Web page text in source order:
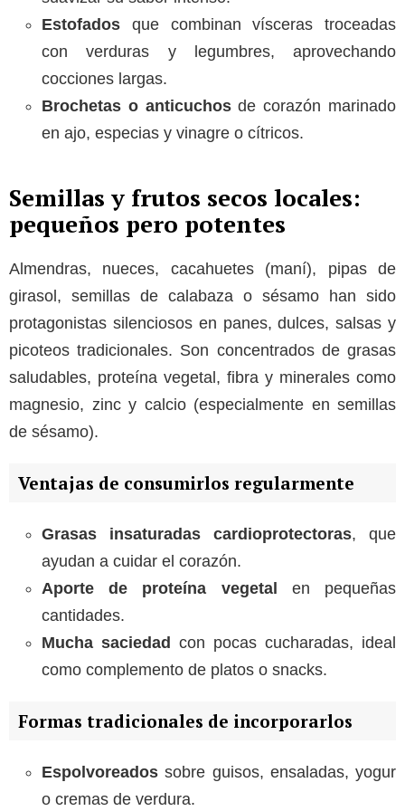
Estofados que combinan vísceras troceadas
con verduras y legumbres, aprovechando
cocciones largas.
Brochetas o anticuchosde corazón marinado
en ajo, especias y vinagre o cítricos.
Semillas y frutos secos locales:
pequeños pero potentes
Almendras, nueces, cacahuetes (maní), pipas de
girasol, semillas de calabaza o sésamo han sido
protagonistas silenciosos en panes, dulces, salsas y
picoteos tradicionales. Son concentrados de grasas
saludables, proteína vegetal, fibra y minerales como
magnesio, zinc y calcio (especialmente en semillas
de sésamo).
Ventajas de consumirlos regularmente
Grasas insaturadas cardioprotectoras, que
ayudan a cuidar el corazón.
Aporte de proteína vegetal
en pequeñas
cantidades.
Mucha saciedad con pocas cucharadas, ideal
como complemento de platos o snacks.
Formas tradicionales de incorporarlos
Espolvoreados sobre guisos, ensaladas, yogur
o cremas de verdura.